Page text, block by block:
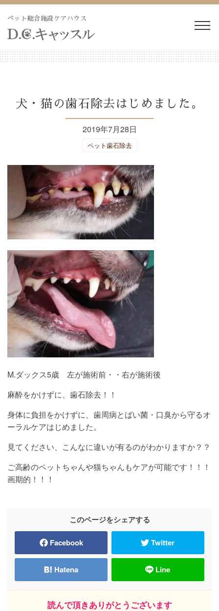
Skip
content
ペット総合施設ケアハウス
ペットホテル・長期預か
り
長期療養ケア
ペット訪問火葬・葬儀 ドッグラン
よくあるご質問 ブログ
会社概要
犬・猫の歯石除去はじめました。
2019年7月28日
ペット歯石除去
M.ダックス5歳 左が施術前・・右が施術後
麻酔をかけずに、歯石除去！！
身体に負担をかけずに、歯周病とばい菌・口臭から守るオ
ーラルケアはじめました。
見てください、こんなに違いが有るのがわかりますか？？
ご高齢のペットちゃんや猫ちゃんもケアが可能です！！！
画期的！！！
このページをシェアする
Facebook Twitter
Hatena Line
読んで頂きありがとうございます